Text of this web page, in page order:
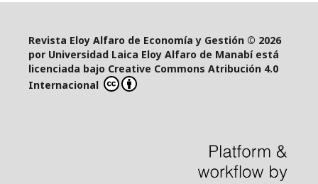
Revista Eloy Alfaro de Economía y Gestión © 2026
por Universidad Laica Eloy Alfaro de Manabí está
licenciada bajo Creative Commons Atribución 4.0
Internacional